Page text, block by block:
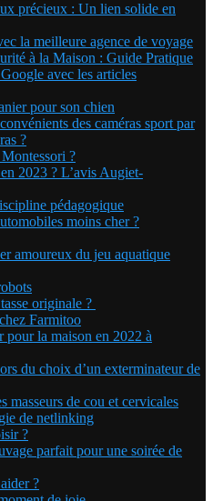
précieux : Un lien solide en
la meilleure agence de voyage
à la Maison : Guide Pratique
avec les articles
pour son chien
des caméras sport par
?
?
2023 ? L’avis Augiet-
pédagogique
moins cher ?
amoureux du jeu aquatique
originale ?
Farmitoo
pour la maison en 2022 à
du choix d’un exterminateur de
masseurs de cou et cervicales
de netlinking
?
parfait pour une soirée de
?